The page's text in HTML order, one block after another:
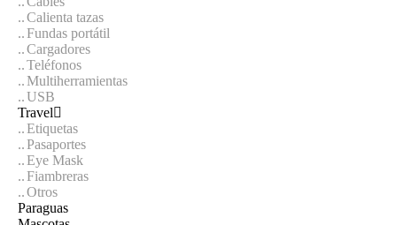
Calienta tazas
Fundas portátil
Cargadores
Teléfonos
Multiherramientas
USB
Travel
Etiquetas
Pasaportes
Eye Mask
Fiambreras
Otros
Paraguas